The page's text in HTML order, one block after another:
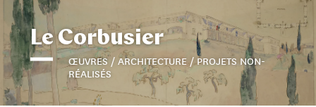
Le Corbusier
ŒUVRES / ARCHITECTURE / PROJETS NON-
RÉALISÉS